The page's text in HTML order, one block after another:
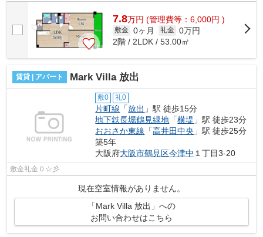
7.8万円 (管理費等：6,000円 )
敷金 0ヶ月 礼金 0万円
2階 / 2LDK / 53.00㎡
賃貸 | アパート Mark Villa 放出
敷0 礼0
片町線 「放出 」駅 徒歩15分
地下鉄長堀鶴見緑地 「横堤 」駅 徒歩23分
おおさか東線 「高井田中央 」駅 徒歩25分
築5年
大阪府大阪市鶴見区今津中 １丁目3-20
敷金礼金０☆彡
現在空室情報がありません。
「Mark Villa 放出」への
お問い合わせはこちら